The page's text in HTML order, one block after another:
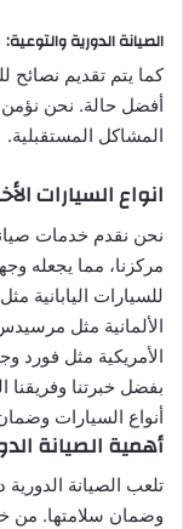
الصيانة الدورية والتوعية:
كما يتم تقديم نصائح
أفضل حالة. نحن نؤمن
المشاكل المستقبلية.
انواع السيارات
نحن نقدم خدمات
مركزنا، مما يجعله
للسيارات اليابانية
الألمانية مثل
الأمريكية مثل فورد
بفضل خبرتنا
أنواع السيارات
أهمية الصيانة
تلعب الصيانة
وضمان سلامتها. من